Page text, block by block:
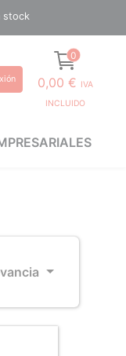
stock
0
0,00 € IVA
INCLUIDO